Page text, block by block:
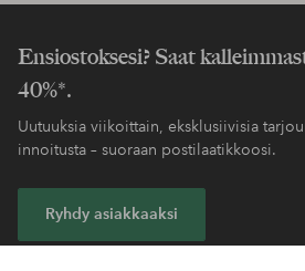
Ensiostoksesi? Saat
40%*.
Uutuuksia viikoittain, eksklusiivisia
innoitusta – suoraan postilaatikkoosi.
Ryhdy asiakkaaksi